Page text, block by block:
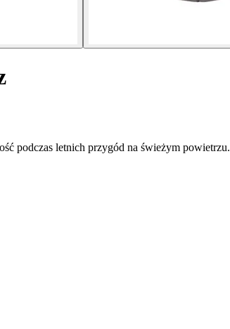
podczas letnich przygód na świeżym powietrzu.